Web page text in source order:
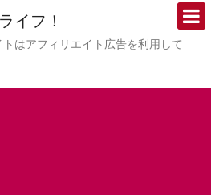
イフ！
はアフィリエイト広告を利用して